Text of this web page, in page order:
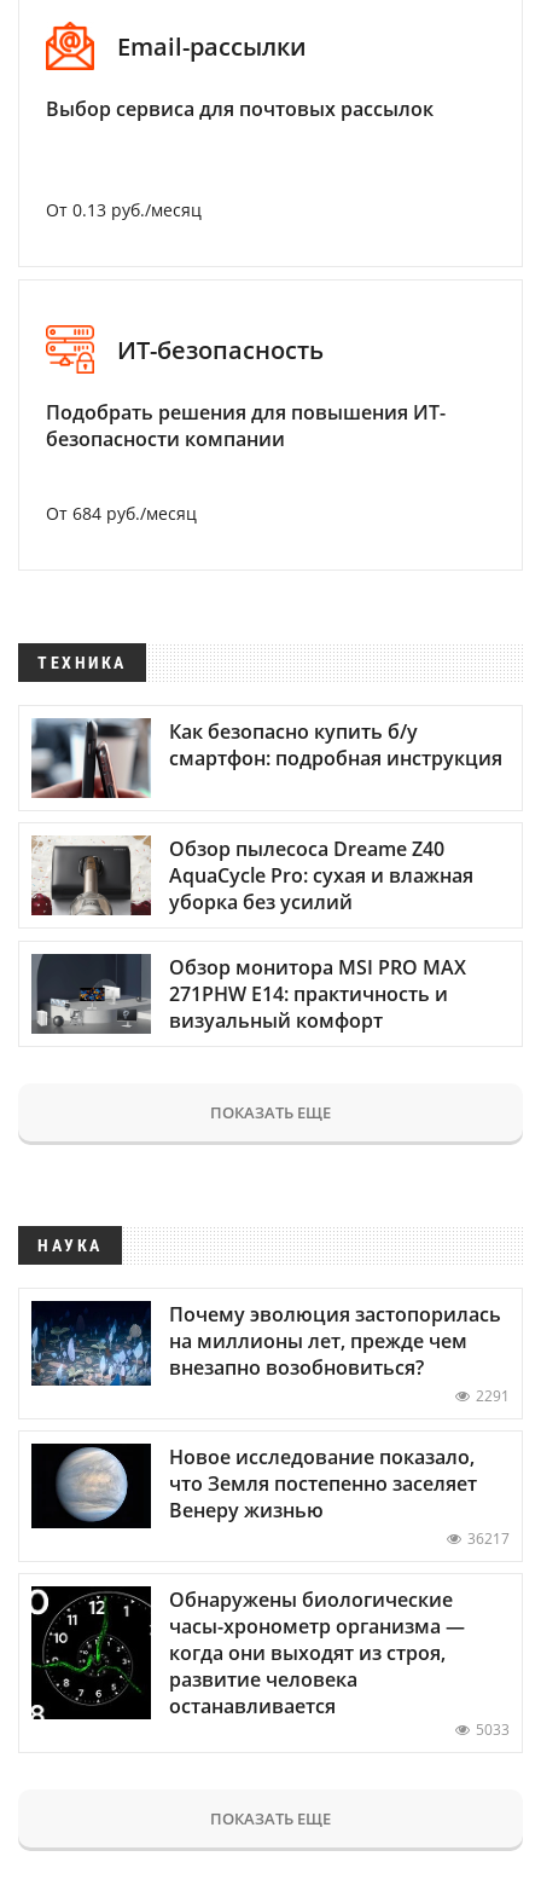
Email-рассылки
Выбор сервиса для почтовых рассылок
От 0.13 руб./месяц
ИТ-безопасность
Подобрать решения для повышения ИТ-
безопасности компании
От 684 руб./месяц
ТЕХНИКА
Как безопасно купить б/у
смартфон: подробная инструкция
Обзор пылесоса Dreame Z40
AquaCycle Pro: сухая и влажная
уборка без усилий
Обзор монитора MSI PRO MAX
271PHW E14: практичность и
визуальный комфорт
ПОКАЗАТЬ ЕЩЕ
НАУКА
Почему эволюция застопорилась
на миллионы лет, прежде чем
внезапно возобновиться?
2291
Новое исследование показало,
что Земля постепенно заселяет
Венеру жизнью
36217
Обнаружены биологические
часы-хронометр организма —
когда они выходят из строя,
развитие человека
останавливается
5033
ПОКАЗАТЬ ЕЩЕ